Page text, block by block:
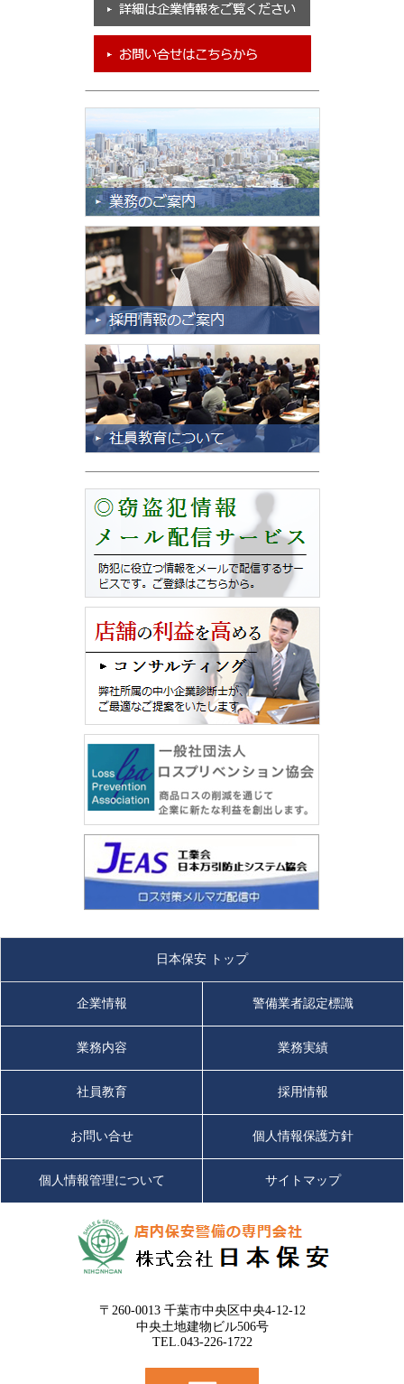
日本保安 トップ
企業情報 警備業者認定標識
業務内容 業務実績
社員教育 採用情報
お問い合せ 個人情報保護方針
個人情報管理について サイトマップ
〒260-0013 千葉市中央区中央4-12-12
中央土地建物ビル506号
TEL.043-226-1722